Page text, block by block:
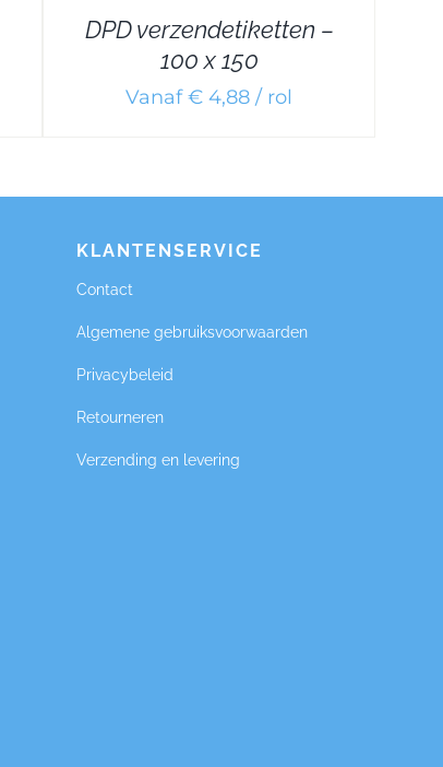
DPD verzendetiketten –
100 x 150
Vanaf € 4,88 / rol
KLANTENSERVICE
Contact
Algemene gebruiksvoorwaarden
Privacybeleid
Retourneren
Verzending en levering